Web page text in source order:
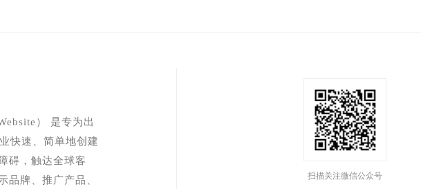
） 是专为出
快速、简单地创建
碍，触达全球客
品牌、推广产品、
扫描关注微信公众号